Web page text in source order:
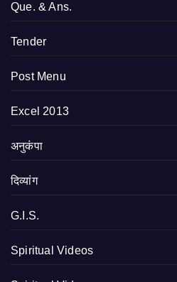
Que. & Ans.
Tender
Post Menu
Excel 2013
अनुकंपा
दिव्यांग
G.I.S.
Spiritual Videos